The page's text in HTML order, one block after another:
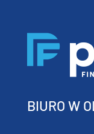
BIURO W